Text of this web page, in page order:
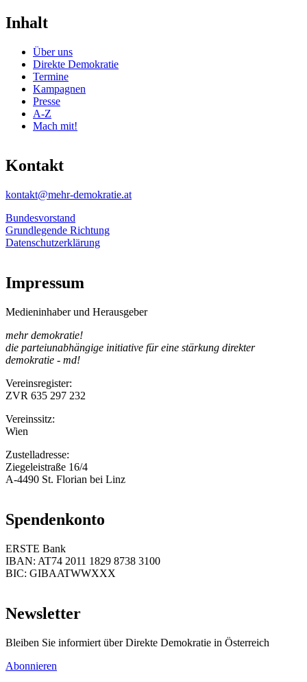
Inhalt
Über uns
Direkte Demokratie
Termine
Kampagnen
Presse
A-Z
Mach mit!
Kontakt
kontakt@mehr-demokratie.at
Bundesvorstand
Grundlegende Richtung
Datenschutzerklärung
Impressum
Medieninhaber und Herausgeber
mehr demokratie!
die parteiunabhängige initiative für eine stärkung direkter
demokratie - md!
Vereinsregister:
ZVR 635 297 232
Vereinssitz:
Wien
Zustelladresse:
Ziegeleistraße 16/4
A-4490 St. Florian bei Linz
Spendenkonto
ERSTE Bank
IBAN: AT74 2011 1829 8738 3100
BIC: GIBAATWWXXX
Newsletter
Bleiben Sie informiert über Direkte Demokratie in Österreich
Abonnieren